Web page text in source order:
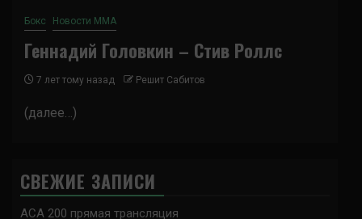
Бокс Новости ММА
Геннадий Головкин – Стив Роллс
7 лет тому назад Решит Сабитов
(далее…)
СВЕЖИЕ ЗАПИСИ
ACA 200 прямая трансляция